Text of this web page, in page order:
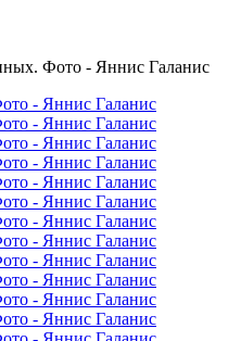
Фото - Яннис Галанис